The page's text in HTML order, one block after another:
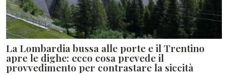
La Lombardia bussa alle porte e il Trentino
apre le dighe: ecco cosa prevede il
provvedimento per contrastare la siccità